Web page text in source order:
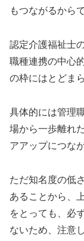
もつながるからで
認定介護福祉士
職種連携の中心
の枠にはとどま
具体的には管理
場から一歩離れ
アアップにつな
ただ知名度の低
あることから、
をとっても、必
ないため、注意